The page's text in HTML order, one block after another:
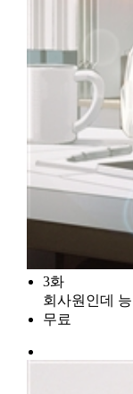
3화
회사원인데
무료